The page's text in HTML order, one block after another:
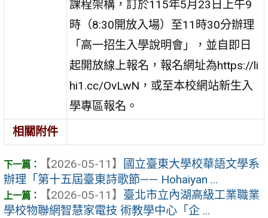
課程架構，訂於115年5月23日上午9
時（8:30開放入場）至11時30分辦理
「高一招生入學說明會」，並自即日
起開放線上報名，報名網址為https://li
hi1.cc/OvLwN，或至本校網站新生入
學專區報名。
相關附件
【2026-05-11】
國立臺東大學校華語文學系
辦理「第十五屆臺東詩歌節—— Hohaiyan ...
【2026-05-11】 臺北市立內湖高級工業職業
學校物聯網智慧家電技 術教學中心「企 ...